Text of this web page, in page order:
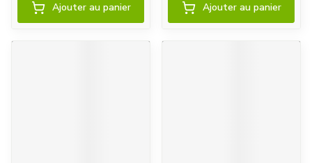
Ajouter au panier Ajouter au panier